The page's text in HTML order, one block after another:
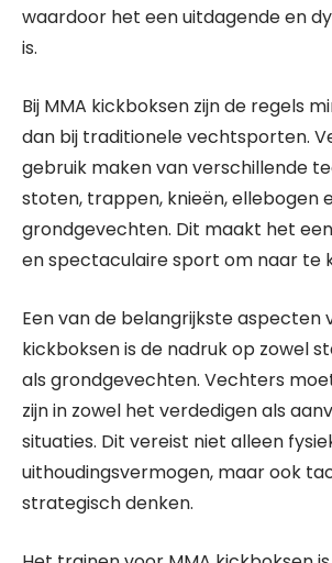
waardoor het een uitdagende en
is.
Bij MMA kickboksen zijn de regels
dan bij traditionele vechtsporten.
gebruik maken van verschillende
stoten, trappen, knieën, ellebogen
grondgevechten. Dit maakt het
en spectaculaire sport om naar te
Een van de belangrijkste aspecten
kickboksen is de nadruk op zowel
als grondgevechten. Vechters
zijn in zowel het verdedigen als
situaties. Dit vereist niet alleen
uithoudingsvermogen, maar ook
strategisch denken.